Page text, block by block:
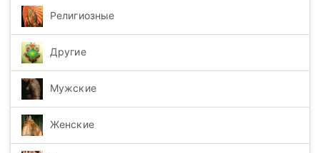
Религиозные
Другие
Мужские
Женские